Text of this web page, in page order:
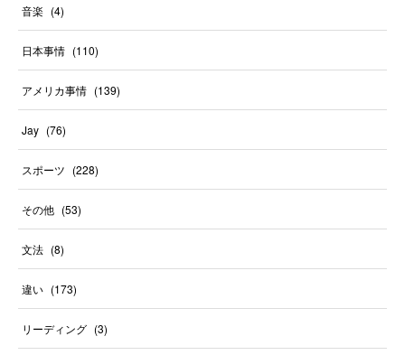
音楽 (4)
日本事情 (110)
アメリカ事情 (139)
Jay (76)
スポーツ (228)
その他 (53)
文法 (8)
違い (173)
リーディング (3)